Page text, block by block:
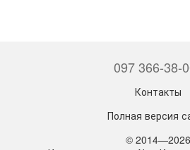
097 366-38-
Контакты
Полная версия
© 2014—2026